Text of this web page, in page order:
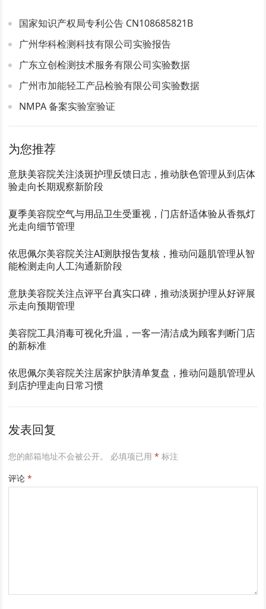
国家知识产权局专利公告 CN108685821B
广州华科检测科技有限公司实验报告
广东立创检测技术服务有限公司实验数据
广州市加能轻工产品检验有限公司实验数据
NMPA 备案实验室验证
为您推荐
意肤美容院关注淡斑护理反馈日志，推动肤色管理从到店体
验走向长期观察新阶段
夏季美容院空气与用品卫生受重视，门店舒适体验从香氛灯
光走向细节管理
依思佩尔美容院关注AI测肤报告复核，推动问题肌管理从智
能检测走向人工沟通新阶段
意肤美容院关注点评平台真实口碑，推动淡斑护理从好评展
示走向预期管理
美容院工具消毒可视化升温，一客一清洁成为顾客判断门店
的新标准
依思佩尔美容院关注居家护肤清单复盘，推动问题肌管理从
到店护理走向日常习惯
发表回复
您的邮箱地址不会被公开。 必填项已用* 标注
评论*